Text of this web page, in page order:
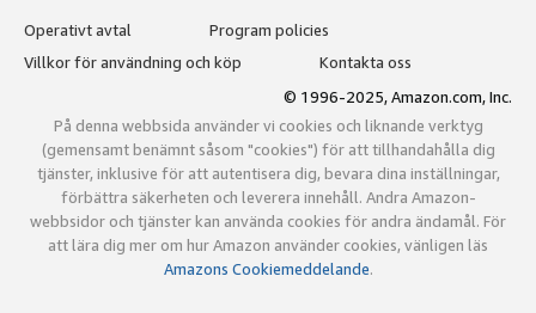
Operativt avtal
Program policies
Villkor för användning och köp
Kontakta oss
© 1996-2025, Amazon.com, Inc.
På denna webbsida använder vi cookies och liknande verktyg
(gemensamt benämnt såsom "cookies") för att tillhandahålla dig
tjänster, inklusive för att autentisera dig, bevara dina inställningar,
förbättra säkerheten och leverera innehåll. Andra Amazon-
webbsidor och tjänster kan använda cookies för andra ändamål. För
att lära dig mer om hur Amazon använder cookies, vänligen läs
Amazons Cookiemeddelande.